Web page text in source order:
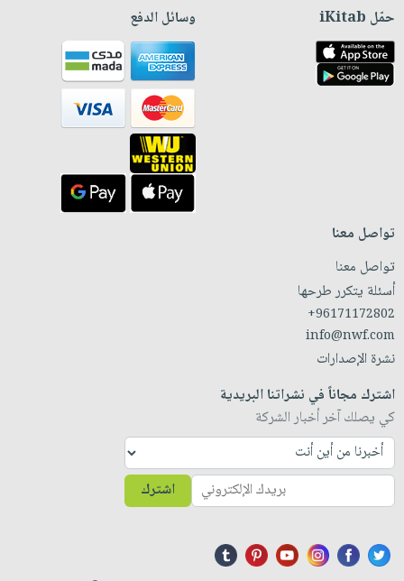
حمّل iKitab وسائل الدفع
تواصل معنا
تواصل معنا
أسئلة يتكرر طرحها
+96171172802
info@nwf.com
نشرة الإصدارات
اشترك مجاناً في نشراتنا البريدية
كي يصلك آخر أخبار الشركة
اشترك